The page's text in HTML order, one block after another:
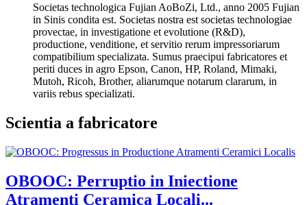
Societas technologica Fujian AoBoZi, Ltd., anno 2005 Fujian
in Sinis condita est. Societas nostra est societas technologiae
provectae, in investigatione et evolutione (R&D),
productione, venditione, et servitio rerum impressoriarum
compatibilium specializata. Sumus praecipui fabricatores et
periti duces in agro Epson, Canon, HP, Roland, Mimaki,
Mutoh, Ricoh, Brother, aliarumque notarum clararum, in
variis rebus specializati.
Scientia a fabricatore
OBOOC: Perruptio in Iniectione
Atramenti Ceramica Locali...